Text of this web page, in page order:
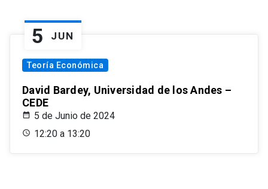
5 JUN
Teoría Económica
David Bardey, Universidad de los Andes –
CEDE
5 de Junio de 2024
12:20 a 13:20